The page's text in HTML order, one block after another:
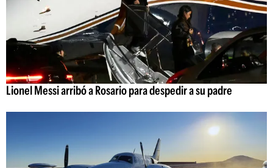
Lionel Messi arribó a Rosario para despedir a su padre